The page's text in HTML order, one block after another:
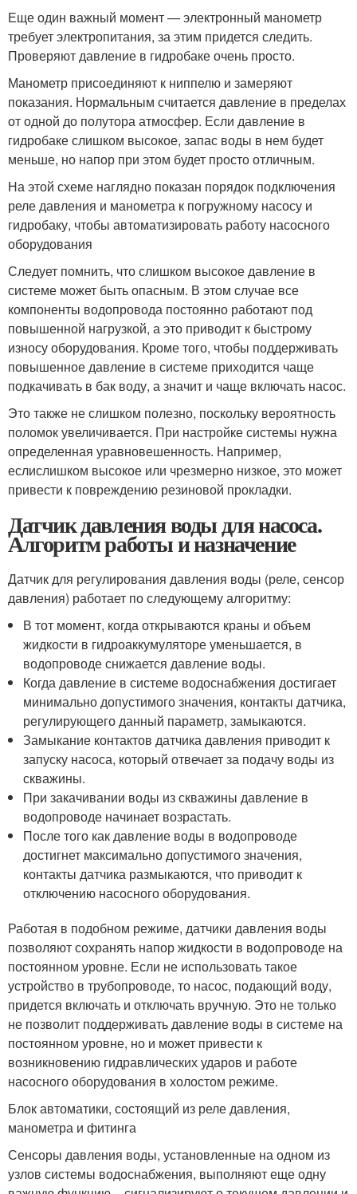
Еще один важный момент — электронный манометр
требует электропитания, за этим придется следить.
Проверяют давление в гидробаке очень просто.
Манометр присоединяют к ниппелю и замеряют
показания. Нормальным считается давление в пределах
от одной до полутора атмосфер. Если давление в
гидробаке слишком высокое, запас воды в нем будет
меньше, но напор при этом будет просто отличным.
На этой схеме наглядно показан порядок подключения
реле давления и манометра к погружному насосу и
гидробаку, чтобы автоматизировать работу насосного
оборудования
Следует помнить, что слишком высокое давление в
системе может быть опасным. В этом случае все
компоненты водопровода постоянно работают под
повышенной нагрузкой, а это приводит к быстрому
износу оборудования. Кроме того, чтобы поддерживать
повышенное давление в системе приходится чаще
подкачивать в бак воду, а значит и чаще включать насос.
Это также не слишком полезно, поскольку вероятность
поломок увеличивается. При настройке системы нужна
определенная уравновешенность. Например,
еслислишком высокое или чрезмерно низкое, это может
привести к повреждению резиновой прокладки.
Датчик давления воды для насоса.
Алгоритм работы и назначение
Датчик для регулирования давления воды (реле, сенсор
давления) работает по следующему алгоритму:
В тот момент, когда открываются краны и объем
жидкости в гидроаккумуляторе уменьшается, в
водопроводе снижается давление воды.
Когда давление в системе водоснабжения достигает
минимально допустимого значения, контакты датчика,
регулирующего данный параметр, замыкаются.
Замыкание контактов датчика давления приводит к
запуску насоса, который отвечает за подачу воды из
скважины.
При закачивании воды из скважины давление в
водопроводе начинает возрастать.
После того как давление воды в водопроводе
достигнет максимально допустимого значения,
контакты датчика размыкаются, что приводит к
отключению насосного оборудования.
Работая в подобном режиме, датчики давления воды
позволяют сохранять напор жидкости в водопроводе на
постоянном уровне. Если не использовать такое
устройство в трубопроводе, то насос, подающий воду,
придется включать и отключать вручную. Это не только
не позволит поддерживать давление воды в системе на
постоянном уровне, но и может привести к
возникновению гидравлических ударов и работе
насосного оборудования в холостом режиме.
Блок автоматики, состоящий из реле давления,
манометра и фитинга
Сенсоры давления воды, установленные на одном из
узлов системы водоснабжения, выполняют еще одну